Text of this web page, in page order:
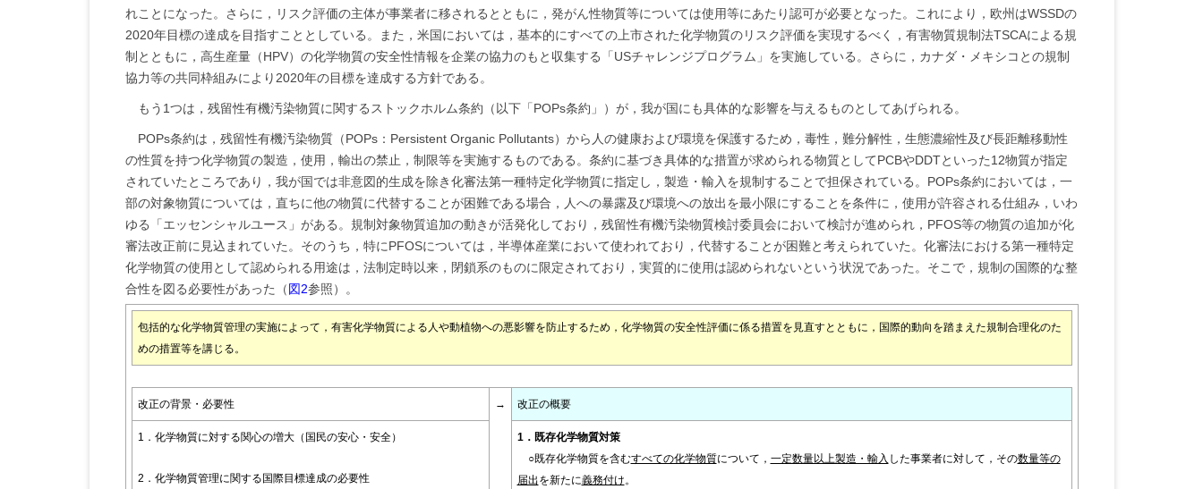
れことになった。さらに，リスク評価の主体が事業者に移されるとともに，発がん性物質等については使用等にあたり認可が必要となった。これにより，欧州はWSSDの
2020年目標の達成を目指すこととしている。また，米国においては，基本的にすべての上市された化学物質のリスク評価を実現するべく，有害物質規制法TSCAによる規
制とともに，高生産量（HPV）の化学物質の安全性情報を企業の協力のもと収集する「USチャレンジプログラム」を実施している。さらに，カナダ・メキシコとの規制
協力等の共同枠組みにより2020年の目標を達成する方針である。
もう1つは，残留性有機汚染物質に関するストックホルム条約（以下「POPs条約」）が，我が国にも具体的な影響を与えるものとしてあげられる。
POPs条約は，残留性有機汚染物質（POPs：Persistent Organic Pollutants）から人の健康および環境を保護するため，毒性，難分解性，生態濃縮性及び長距離移動性
の性質を持つ化学物質の製造，使用，輸出の禁止，制限等を実施するものである。条約に基づき具体的な措置が求められる物質としてPCBやDDTといった12物質が指定
されていたところであり，我が国では非意図的生成を除き化審法第一種特定化学物質に指定し，製造・輸入を規制することで担保されている。POPs条約においては，一
部の対象物質については，直ちに他の物質に代替することが困難である場合，人への暴露及び環境への放出を最小限にすることを条件に，使用が許容される仕組み，いわ
ゆる「エッセンシャルユース」がある。規制対象物質追加の動きが活発化しており，残留性有機汚染物質検討委員会において検討が進められ，PFOS等の物質の追加が化
審法改正前に見込まれていた。そのうち，特にPFOSについては，半導体産業において使われており，代替することが困難と考えられていた。化審法における第一種特定
化学物質の使用として認められる用途は，法制定時以来，閉鎖系のものに限定されており，実質的に使用は認められないという状況であった。そこで，規制の国際的な整
合性を図る必要性があった（図2参照）。
包括的な化学物質管理の実施によって，有害化学物質による人や動植物への悪影響を防止するため，化学物質の安全性評価に係る措置を見直すとともに，国際的動向を踏まえた規制合理化のた
めの措置等を講じる。
改正の背景・必要性 → 改正の概要
1．化学物質に対する関心の増大（国民の安心・安全）
2．化学物質管理に関する国際目標達成の必要性
1．既存化学物質対策
○既存化学物質を含むすべての化学物質について， 一定数量以上製造・輸入 した事業者に対して，その数量等の
届出を新たに義務付け。